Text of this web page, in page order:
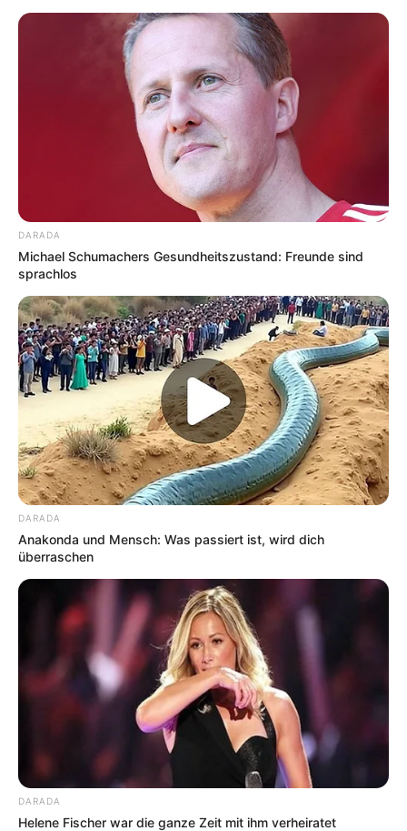
DARADA
Michael Schumachers Gesundheitszustand: Freunde sind
sprachlos
DARADA
Anakonda und Mensch: Was passiert ist, wird dich
überraschen
DARADA
Helene Fischer war die ganze Zeit mit ihm verheiratet